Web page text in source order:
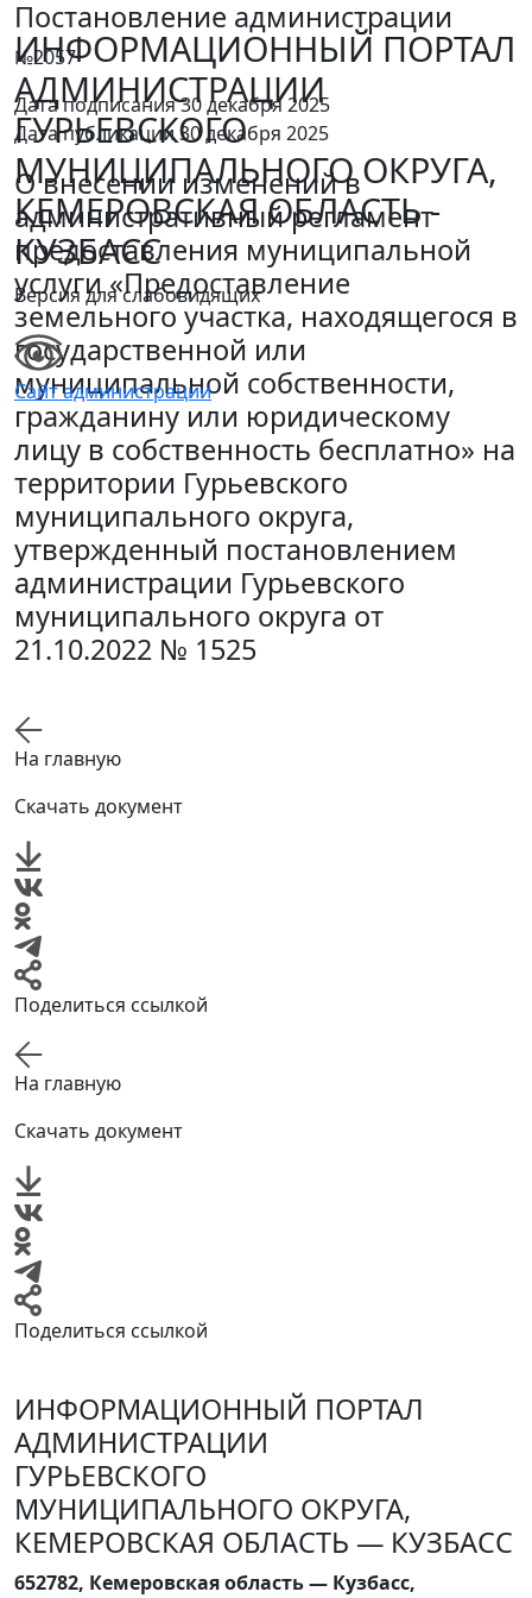
ИНФОРМАЦИОННЫЙ ПОРТАЛ
АДМИНИСТРАЦИИ
ГУРЬЕВСКОГО
МУНИЦИПАЛЬНОГО ОКРУГА,
КЕМЕРОВСКАЯ ОБЛАСТЬ -
КУЗБАСС
Версия для слабовидящих
Сайт администрации
Постановление администрации
№2057
Дата подписания 30 декабря 2025
Дата публикации 30 декабря 2025
О внесении изменений в
административный регламент
предоставления муниципальной
услуги «Предоставление
земельного участка, находящегося в
государственной или
муниципальной собственности,
гражданину или юридическому
лицу в собственность бесплатно» на
территории Гурьевского
муниципального округа,
утвержденный постановлением
администрации Гурьевского
муниципального округа от
21.10.2022 № 1525
На главную
Скачать документ
Поделиться ссылкой
На главную
Скачать документ
Поделиться ссылкой
ИНФОРМАЦИОННЫЙ ПОРТАЛ
АДМИНИСТРАЦИИ
ГУРЬЕВСКОГО
МУНИЦИПАЛЬНОГО ОКРУГА,
КЕМЕРОВСКАЯ ОБЛАСТЬ — КУЗБАСС
652782, Кемеровская область — Кузбасс,